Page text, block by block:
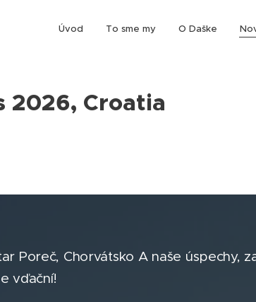
Úvod To sme my O Daške
2026, Croatia
Poreč, Chorvátsko A naše úspechy,
vďační!